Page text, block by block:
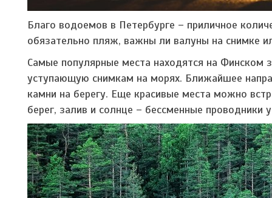
Благо водоемов в Петербурге – приличное
обязательно пляж, важны ли валуны на снимке
Самые популярные места находятся на Финском
уступающую снимкам на морях. Ближайшее
камни на берегу. Еще красивые места можно
берег, залив и солнце – бессменные проводники